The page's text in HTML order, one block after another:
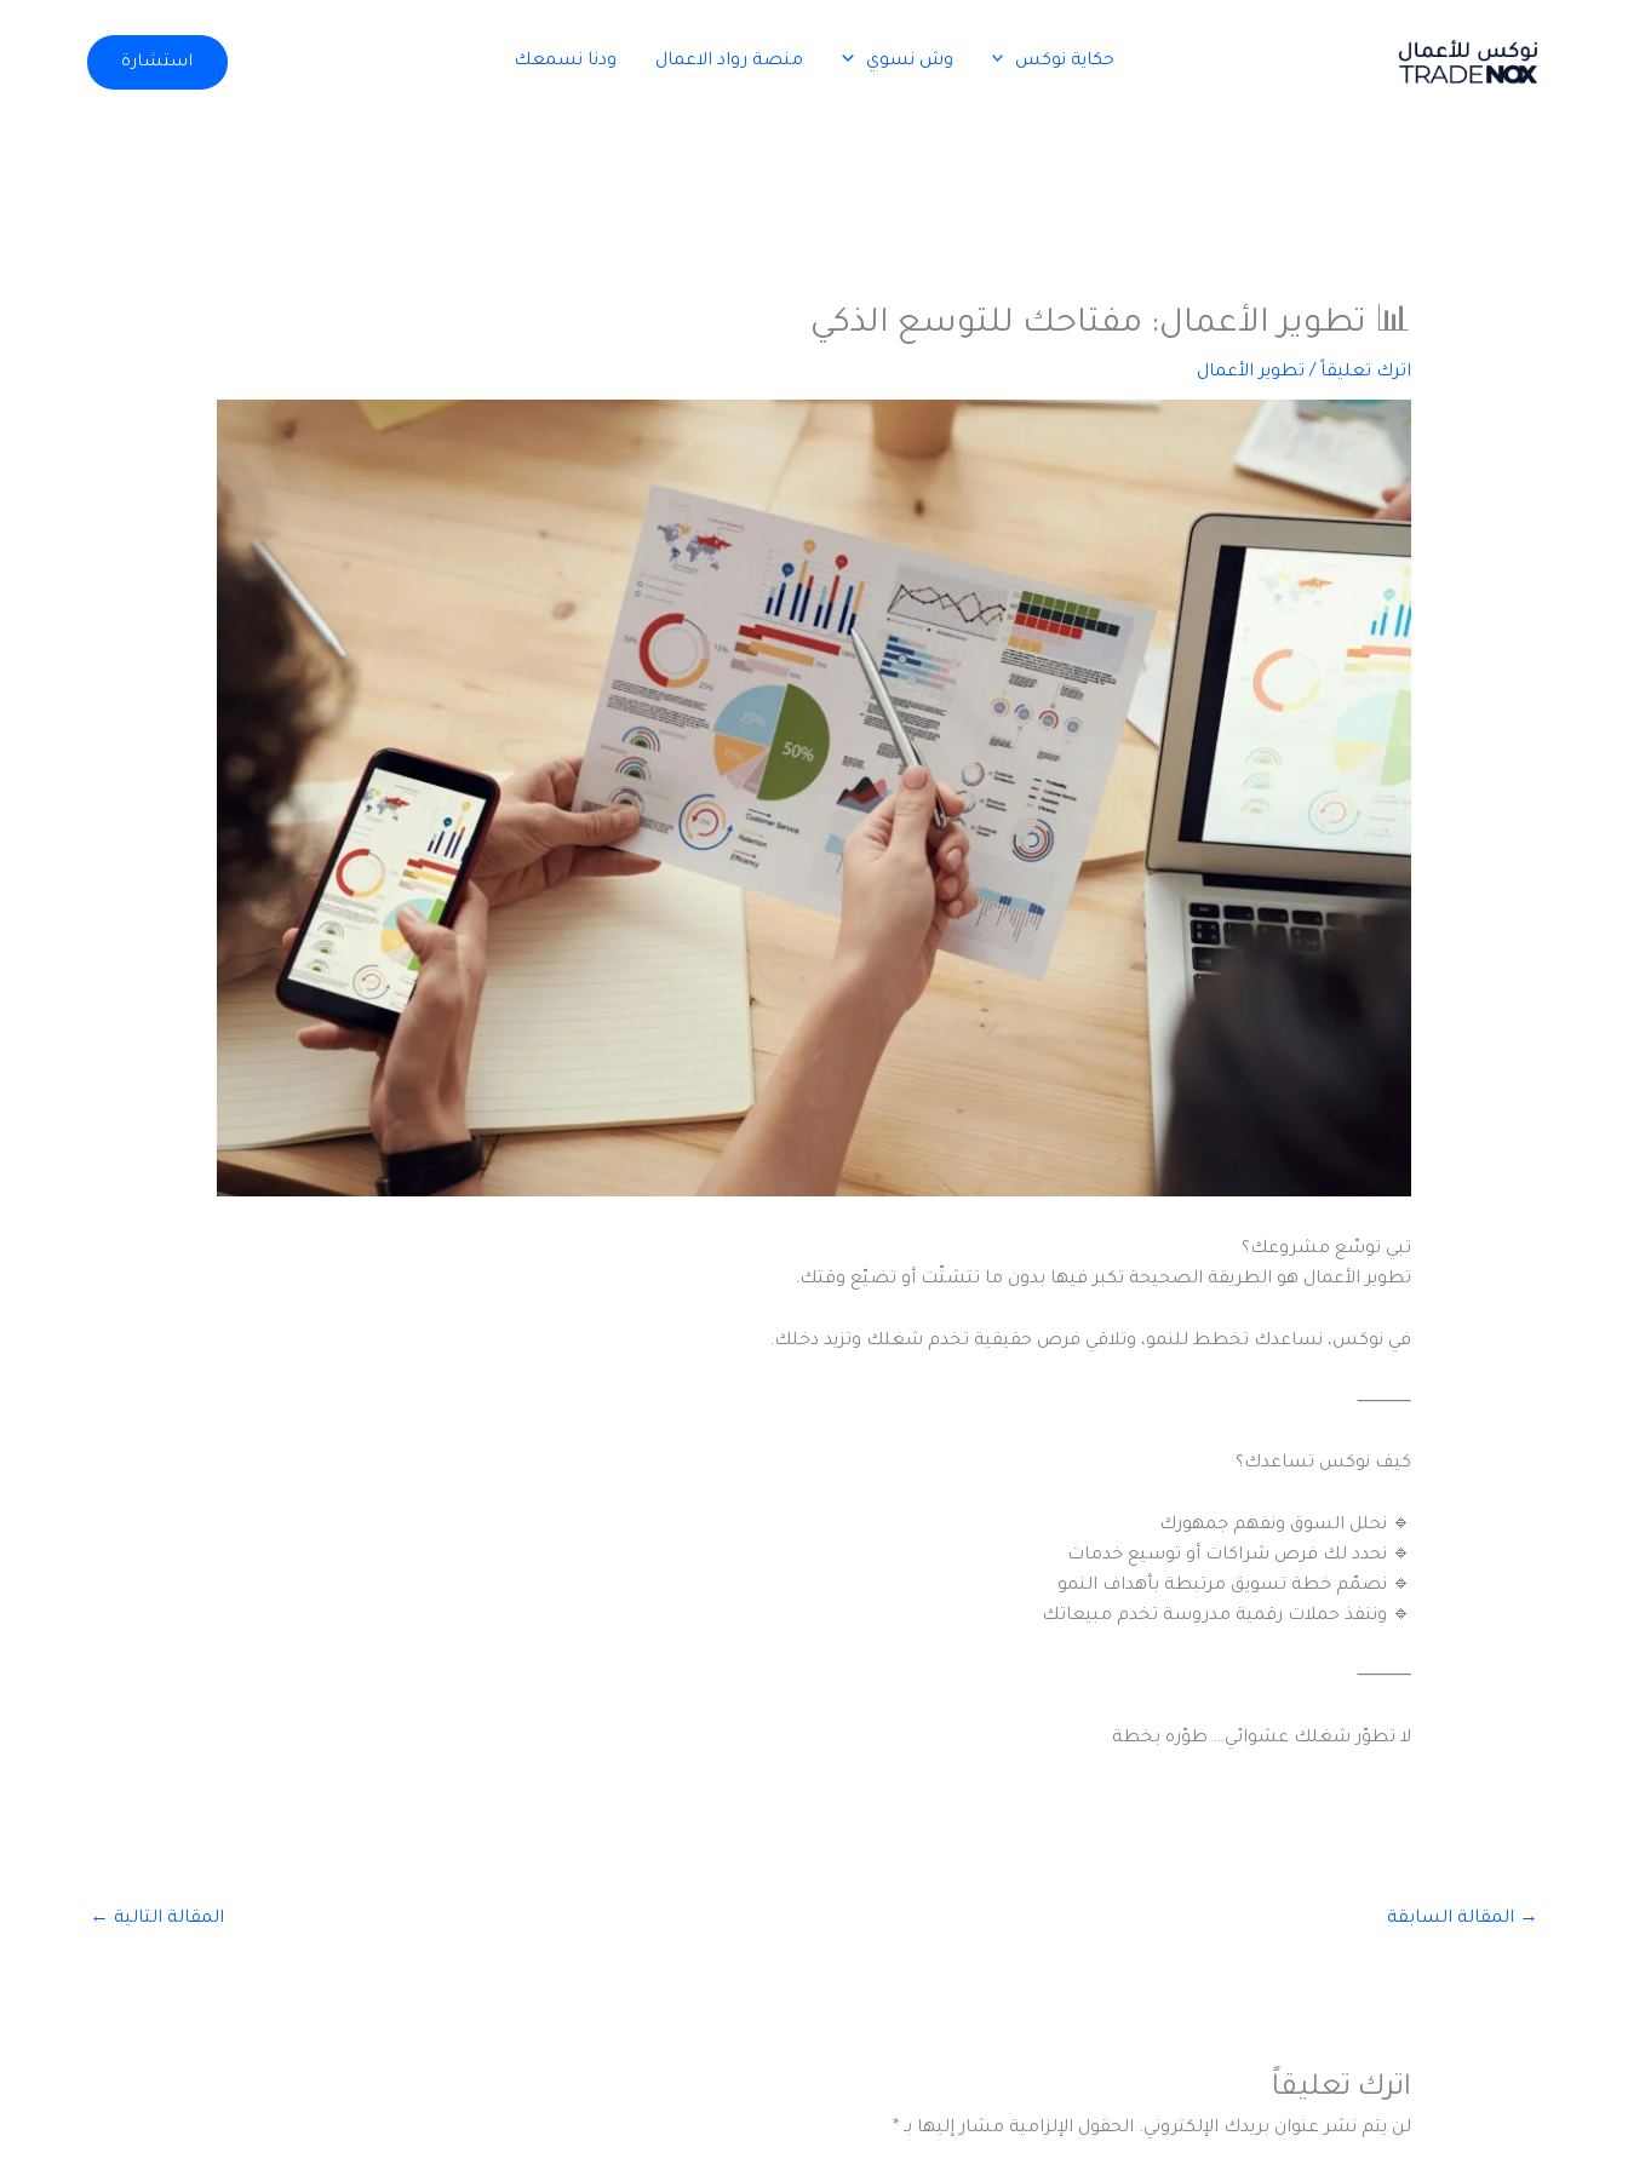
حكاية نوكس وش نسوي منصة رواد الاعمال ودنا نسمعك استشارة
📊 تطوير الأعمال: مفتاحك للتوسع الذكي
اترك تعليقاً / تطوير الأعمال
تبي توسّع مشروعك؟
تطوير الأعمال هو الطريقة الصحيحة تكبر فيها بدون ما تتشتّت أو تضيّع وقتك.
في نوكس، نساعدك تخطط للنمو، وتلاقي فرص حقيقية تخدم شغلك وتزيد دخلك.
⸻
كيف نوكس تساعدك؟
🔹 نحلل السوق ونفهم جمهورك
🔹 نحدد لك فرص شراكات أو توسيع خدمات
🔹 نصمّم خطة تسويق مرتبطة بأهداف النمو
🔹 وننفذ حملات رقمية مدروسة تخدم مبيعاتك
⸻
لا تطوّر شغلك عشوائي… طوّره بخطة
→ المقالة السابقة المقالة التالية ←
اترك تعليقاً
لن يتم نشر عنوان بريدك الإلكتروني. الحقول الإلزامية مشار إليها بـ *